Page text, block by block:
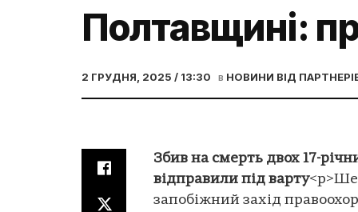
Полтавщині:
2 ГРУДНЯ, 2025 / 13:30 в НОВИНИ ВІД
Збив на смерть двох 17-
відправили під варту
запобіжний захід